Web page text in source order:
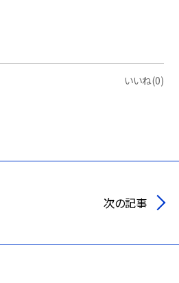
いいね(0)
次の記事